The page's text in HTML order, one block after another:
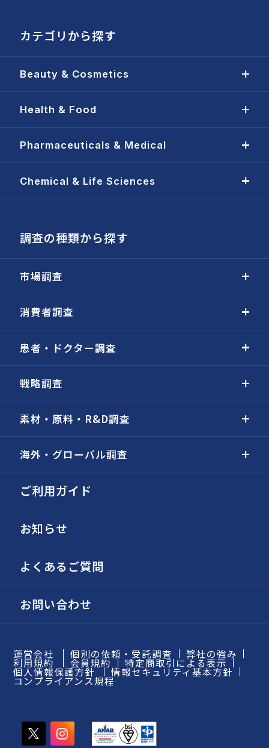
カテゴリから探す
Beauty & Cosmetics
Health & Food
Pharmaceuticals & Medical
Chemical & Life Sciences
調査の種類から探す
市場調査
消費者調査
患者・ドクター調査
戦略調査
素材・原料・R&D調査
海外・グローバル調査
ご利用ガイド
お知らせ
よくあるご質問
お問い合わせ
運営会社 個別の依頼・受託調査 弊社の強み
利用規約 会員規約 特定商取引による表示
個人情報保護方針 情報セキュリティ基本方針
コンプライアンス規程